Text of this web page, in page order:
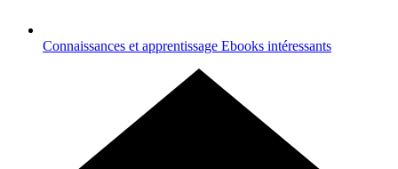
Connaissances et apprentissage Ebooks intéressants